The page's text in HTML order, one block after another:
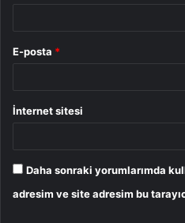
E-posta *
İnternet sitesi
Daha sonraki yorumlarımda
adresim ve site adresim bu